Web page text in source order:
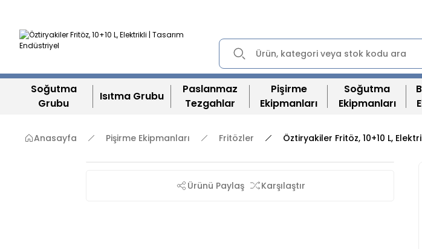
Soğutma
Grubu
Isıtma Grubu
Paslanmaz
Tezgahlar
Pişirme
Ekipmanları
Soğutma
Ekipmanları
Anasayfa Pişirme Ekipmanları Fritözler Öztiryakiler Fritöz, 10+10 L,
Ürünü Paylaş Karşılaştır